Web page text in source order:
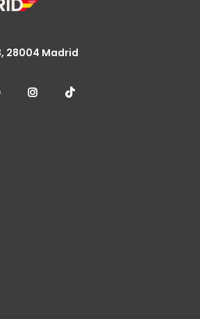
28004 Madrid